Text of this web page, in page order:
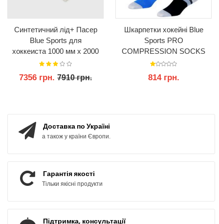
Синтетичний лід+ Пасер
Blue Sports для
хоккеиста 1000 мм x 2000
мм x 3 мм
7356 грн. 7910 грн.
Шкарпетки хокейні Blue
Sports PRO
COMPRESSION SOCKS
814 грн.
Доставка по Україні
а також у країни Європи.
Гарантія якості
Тільки якісні продукти
Підтримка, консультації